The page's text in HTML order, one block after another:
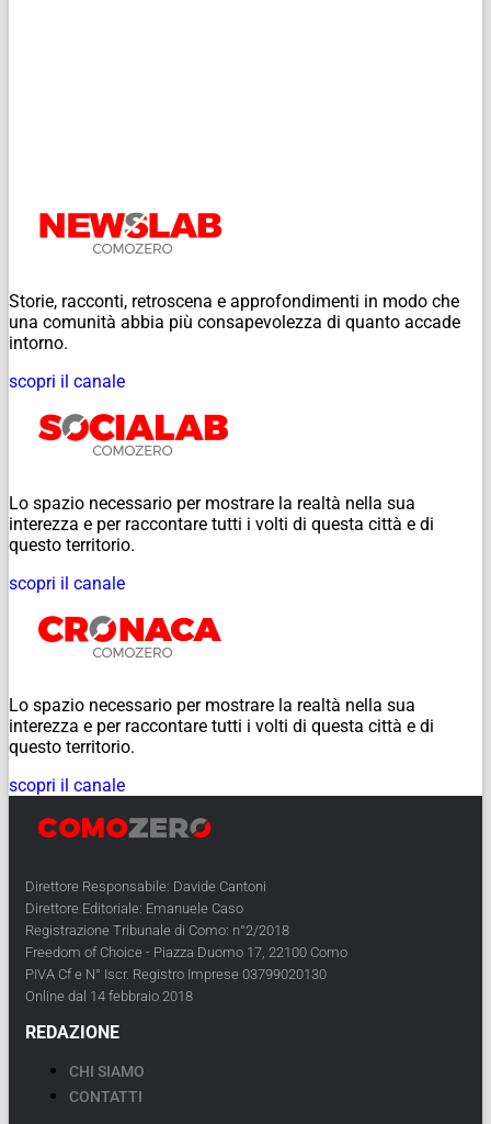
Storie, racconti, retroscena e approfondimenti in modo che
una comunità abbia più consapevolezza di quanto accade
intorno.
scopri il canale
Lo spazio necessario per mostrare la realtà nella sua
interezza e per raccontare tutti i volti di questa città e di
questo territorio.
scopri il canale
Lo spazio necessario per mostrare la realtà nella sua
interezza e per raccontare tutti i volti di questa città e di
questo territorio.
scopri il canale
Direttore Responsabile: Davide Cantoni
Direttore Editoriale: Emanuele Caso
Registrazione Tribunale di Como: n°2/2018
Freedom of Choice - Piazza Duomo 17, 22100 Como
PIVA Cf e N° Iscr. Registro Imprese 03799020130
Online dal 14 febbraio 2018
REDAZIONE
CHI SIAMO
CONTATTI